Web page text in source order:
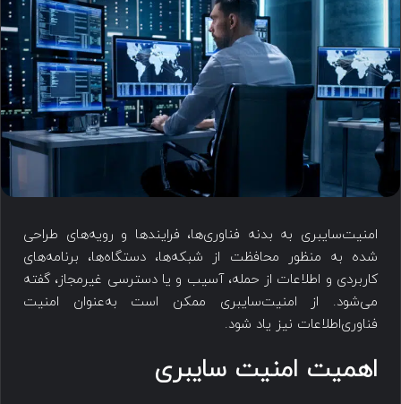
امنیت‌سایبری به بدنه فناوری‌ها، فرایندها و رویه‌های طراحی
شده به منظور محافظت از شبکه‌ها، دستگاه‌ها، برنامه‌های
کاربردی و اطلاعات از حمله، آسیب و یا دسترسی غیرمجاز، گفته
می‌شود. از امنیت‌سایبری ممکن است به‌عنوان امنیت
فناوری‌اطلاعات نیز یاد شود.
اهمیت امنیت سایبری